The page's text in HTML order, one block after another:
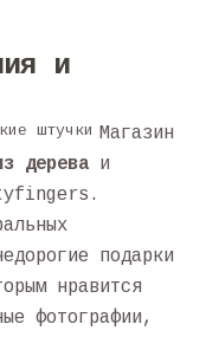
и
Магазин
дерева и
подарки
нравится
фотографии,